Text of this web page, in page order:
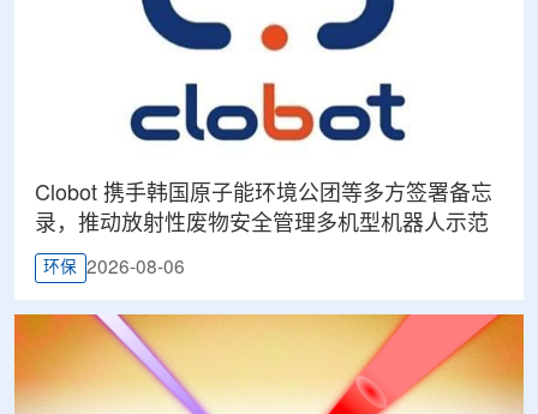
Clobot 携手韩国原子能环境公团等多方签署备忘
录，推动放射性废物安全管理多机型机器人示范
环保 2026-08-06